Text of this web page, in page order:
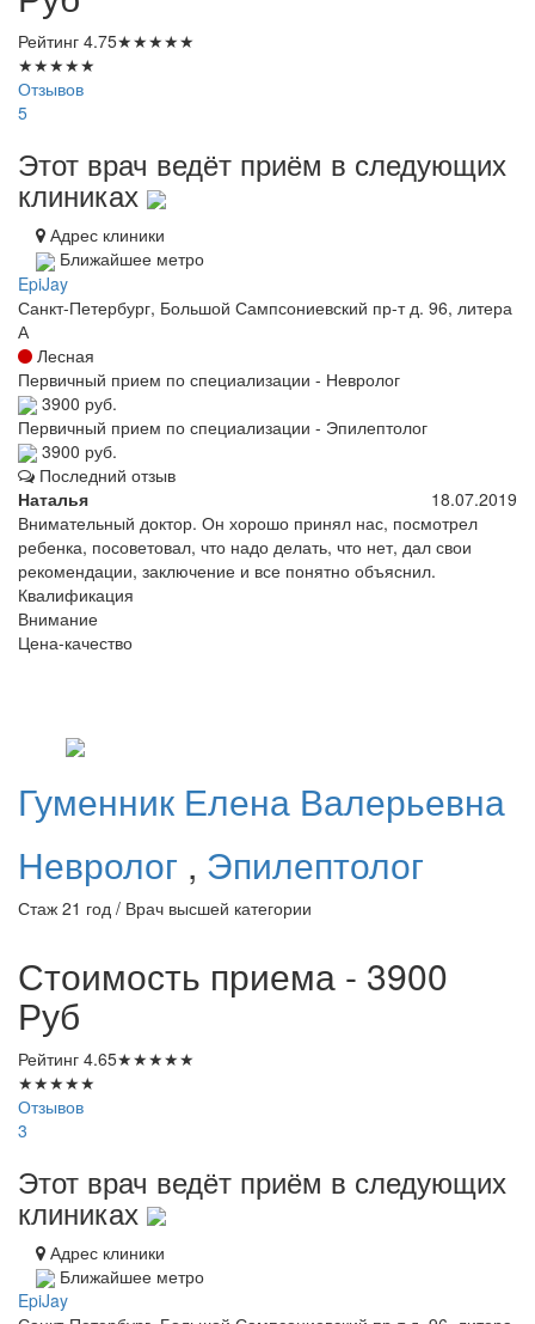
Рейтинг 4.75★★★★★
★★★★★
Отзывов
5
Этот врач ведёт приём в следующих
клиниках
Адрес клиники
Ближайшее метро
EpiJay
Санкт-Петербург, Большой Сампсониевский пр-т д. 96, литера
А
Лесная
Первичный прием по специализации - Невролог
3900 руб.
Первичный прием по специализации - Эпилептолог
3900 руб.
Последний отзыв
Наталья
18.07.2019
Внимательный доктор. Он хорошо принял нас, посмотрел
ребенка, посоветовал, что надо делать, что нет, дал свои
рекомендации, заключение и все понятно объяснил.
Квалификация
Внимание
Цена-качество
Гуменник Елена Валерьевна
Невролог , Эпилептолог
Стаж 21 год / Врач высшей категории
Стоимость приема - 3900
Руб
Рейтинг 4.65★★★★★
★★★★★
Отзывов
3
Этот врач ведёт приём в следующих
клиниках
Адрес клиники
Ближайшее метро
EpiJay